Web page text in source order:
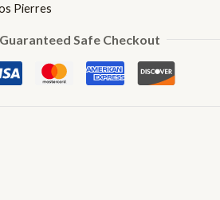
Pierres
Guaranteed Safe Checkout